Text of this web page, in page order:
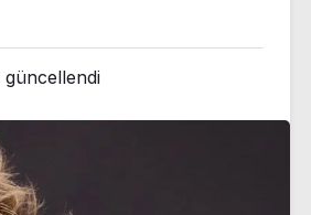
güncellendi
Trendyol 1. Lig’de yeni
sezon heyecanı başlıyor